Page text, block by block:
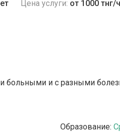
Цена услуги: от 1000 тнг/
и с разными
Образование: